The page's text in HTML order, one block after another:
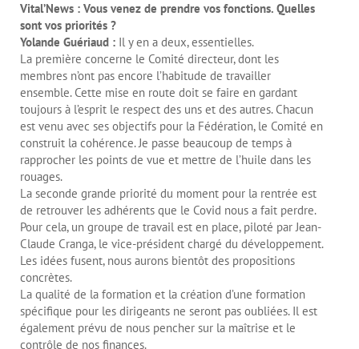
Vital’News : Vous venez de prendre vos fonctions. Quelles
sont vos priorités ?
Yolande Guériaud :Il y en a deux, essentielles.
La première concerne le Comité directeur, dont les
membres n’ont pas encore l’habitude de travailler
ensemble. Cette mise en route doit se faire en gardant
toujours à l’esprit le respect des uns et des autres. Chacun
est venu avec ses objectifs pour la Fédération, le Comité en
construit la cohérence. Je passe beaucoup de temps à
rapprocher les points de vue et mettre de l’huile dans les
rouages.
La seconde grande priorité du moment pour la rentrée est
de retrouver les adhérents que le Covid nous a fait perdre.
Pour cela, un groupe de travail est en place, piloté par Jean-
Claude Cranga, le vice-président chargé du développement.
Les idées fusent, nous aurons bientôt des propositions
concrètes.
La qualité de la formation et la création d’une formation
spécifique pour les dirigeants ne seront pas oubliées. Il est
également prévu de nous pencher sur la maîtrise et le
contrôle de nos finances.